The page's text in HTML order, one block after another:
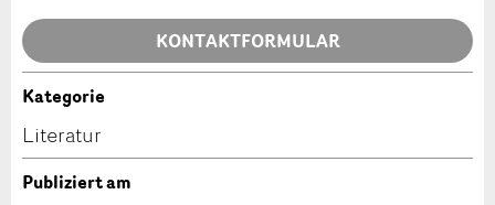
Allgemeines Feedback
Anzeige nicht mehr gültig
Anzeige unvollständig
KONTAKTFORMULAR
Kontakt
Verfassen Sie eine Nachricht für die Kontaktpersonen
Kategorie
Literatur
Publiziert am